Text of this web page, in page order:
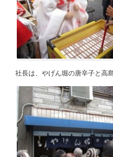
社長は、やげん堀の唐辛子と高